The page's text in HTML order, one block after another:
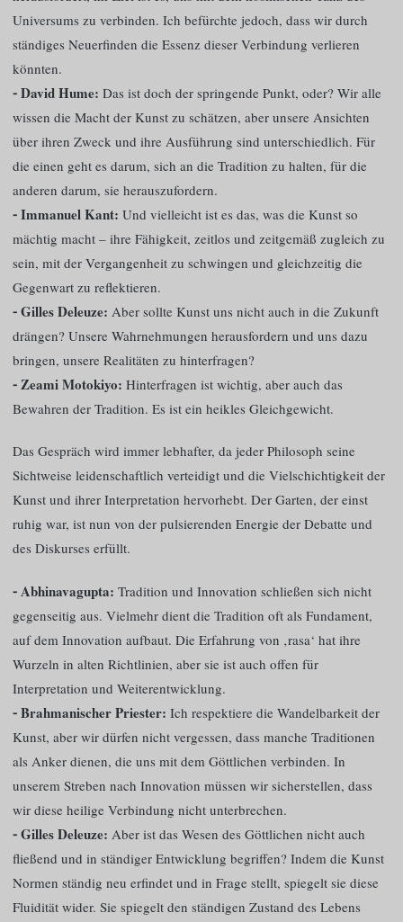
Universums zu verbinden. Ich befürchte jedoch, dass wir durch
ständiges Neuerfinden die Essenz dieser Verbindung verlieren
könnten.
⁃ David Hume: Das ist doch der springende Punkt, oder? Wir alle
wissen die Macht der Kunst zu schätzen, aber unsere Ansichten
über ihren Zweck und ihre Ausführung sind unterschiedlich. Für
die einen geht es darum, sich an die Tradition zu halten, für die
anderen darum, sie herauszufordern.
⁃ Immanuel Kant: Und vielleicht ist es das, was die Kunst so
mächtig macht – ihre Fähigkeit, zeitlos und zeitgemäß zugleich zu
sein, mit der Vergangenheit zu schwingen und gleichzeitig die
Gegenwart zu reflektieren.
⁃ Gilles Deleuze: Aber sollte Kunst uns nicht auch in die Zukunft
drängen? Unsere Wahrnehmungen herausfordern und uns dazu
bringen, unsere Realitäten zu hinterfragen?
⁃ Zeami Motokiyo: Hinterfragen ist wichtig, aber auch das
Bewahren der Tradition. Es ist ein heikles Gleichgewicht.
Das Gespräch wird immer lebhafter, da jeder Philosoph seine
Sichtweise leidenschaftlich verteidigt und die Vielschichtigkeit der
Kunst und ihrer Interpretation hervorhebt. Der Garten, der einst
ruhig war, ist nun von der pulsierenden Energie der Debatte und
des Diskurses erfüllt.
⁃ Abhinavagupta: Tradition und Innovation schließen sich nicht
gegenseitig aus. Vielmehr dient die Tradition oft als Fundament,
auf dem Innovation aufbaut. Die Erfahrung von ‚rasa‘ hat ihre
Wurzeln in alten Richtlinien, aber sie ist auch offen für
Interpretation und Weiterentwicklung.
⁃ Brahmanischer Priester: Ich respektiere die Wandelbarkeit der
Kunst, aber wir dürfen nicht vergessen, dass manche Traditionen
als Anker dienen, die uns mit dem Göttlichen verbinden. In
unserem Streben nach Innovation müssen wir sicherstellen, dass
wir diese heilige Verbindung nicht unterbrechen.
⁃ Gilles Deleuze: Aber ist das Wesen des Göttlichen nicht auch
fließend und in ständiger Entwicklung begriffen? Indem die Kunst
Normen ständig neu erfindet und in Frage stellt, spiegelt sie diese
Fluidität wider. Sie spiegelt den ständigen Zustand des Lebens